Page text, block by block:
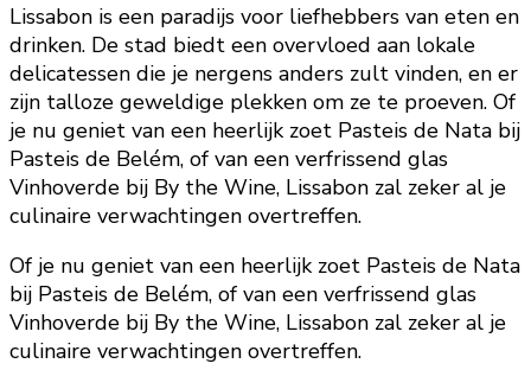
Lissabon is een paradijs voor liefhebbers van eten en
drinken. De stad biedt een overvloed aan lokale
delicatessen die je nergens anders zult vinden, en er
zijn talloze geweldige plekken om ze te proeven. Of
je nu geniet van een heerlijk zoet Pasteis de Nata bij
Pasteis de Belém, of van een verfrissend glas
Vinhoverde bij By the Wine, Lissabon zal zeker al je
culinaire verwachtingen overtreffen.
Of je nu geniet van een heerlijk zoet Pasteis de Nata
bij Pasteis de Belém, of van een verfrissend glas
Vinhoverde bij By the Wine, Lissabon zal zeker al je
culinaire verwachtingen overtreffen.